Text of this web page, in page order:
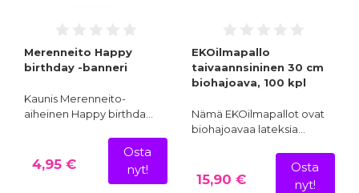
Merenneito Happy
birthday -banneri
Kaunis Merenneito-
aiheinen Happy birthda…
4,95 €
Osta
nyt!
EKOilmapallo
taivaannsininen 30 cm
biohajoava, 100 kpl
Nämä EKOilmapallot ovat
biohajoavaa lateksia…
15,90 €
Osta
nyt!